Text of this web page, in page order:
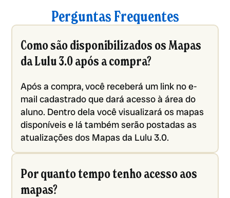
Perguntas Frequentes
Como são disponibilizados os Mapas
da Lulu 3.0 após a compra?
Após a compra, você receberá um link no e-
mail cadastrado que dará acesso à área do
aluno. Dentro dela você visualizará os mapas
disponíveis e lá também serão postadas as
atualizações dos Mapas da Lulu 3.0.
Por quanto tempo tenho acesso aos
mapas?